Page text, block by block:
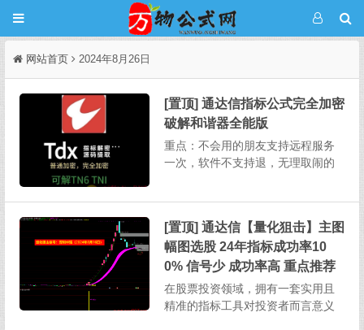
网站首页 2024年8月26日
[置顶] 通达信指标公式完全加密
破解和谐器全能版
重点：不会用的朋友支持远程服务
一次，软件不支持退，无理取闹的
解软件也需要连网状态下授权使
用。本次发布的软件不用任何授
权，下载解压即用，不绑定电...
[置顶] 通达信【量化狙击】主图
幅图选股 24年指标成功率10
0% 信号少 成功率高 重点推荐
在股票投资领域，拥有一套实用且
精准的指标工具对投资者而言意义